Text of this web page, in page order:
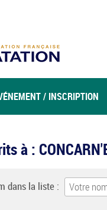
/ INSCRIPTION
à :
dans la liste :